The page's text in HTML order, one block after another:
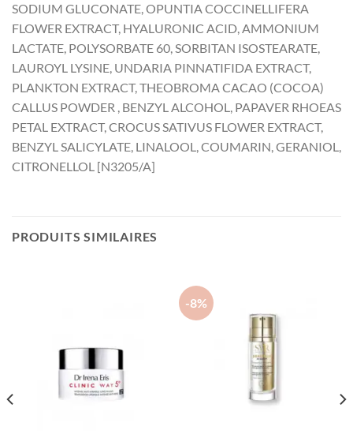
SODIUM GLUCONATE, OPUNTIA COCCINELLIFERA
FLOWER EXTRACT, HYALURONIC ACID, AMMONIUM
LACTATE, POLYSORBATE 60, SORBITAN ISOSTEARATE,
LAUROYL LYSINE, UNDARIA PINNATIFIDA EXTRACT,
PLANKTON EXTRACT, THEOBROMA CACAO (COCOA)
CALLUS POWDER , BENZYL ALCOHOL, PAPAVER RHOEAS
PETAL EXTRACT, CROCUS SATIVUS FLOWER EXTRACT,
BENZYL SALICYLATE, LINALOOL, COUMARIN, GERANIOL,
CITRONELLOL [N3205/A]
PRODUITS SIMILAIRES
-8%